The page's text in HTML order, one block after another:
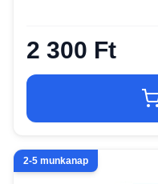
2 300 Ft
2-5 munkanap